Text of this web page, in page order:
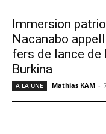
Immersion
Nacanabo
fers de lance
Burkina
A LA UNE Mathias KAM -